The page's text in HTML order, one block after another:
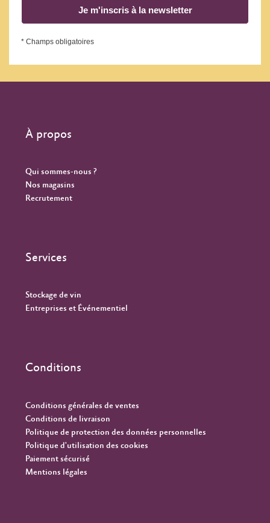
Je m'inscris à la newsletter
* Champs obligatoires
À propos
Qui sommes-nous ?
Nos magasins
Recrutement
Services
Stockage de vin
Entreprises et Événementiel
Conditions
Conditions générales de ventes
Conditions de livraison
Politique de protection des données personnelles
Politique d'utilisation des cookies
Paiement sécurisé
Mentions légales